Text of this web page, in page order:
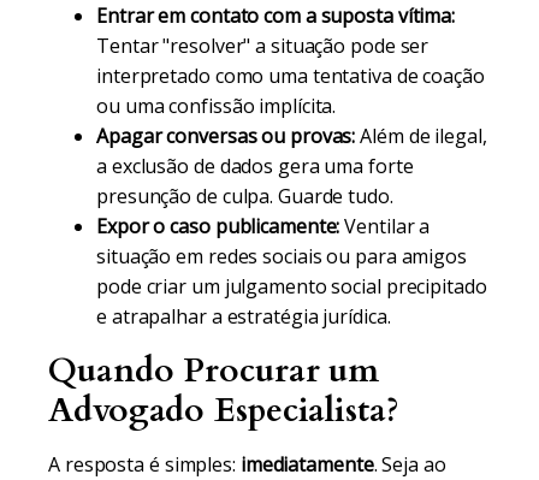
Entrar em contato com a suposta vítima:
Tentar "resolver" a situação pode ser
interpretado como uma tentativa de coação
ou uma confissão implícita.
Apagar conversas ou provas:Além de ilegal,
a exclusão de dados gera uma forte
presunção de culpa. Guarde tudo.
Expor o caso publicamente:Ventilar a
situação em redes sociais ou para amigos
pode criar um julgamento social precipitado
e atrapalhar a estratégia jurídica.
Quando Procurar um
Advogado Especialista?
A resposta é simples: imediatamente. Seja ao